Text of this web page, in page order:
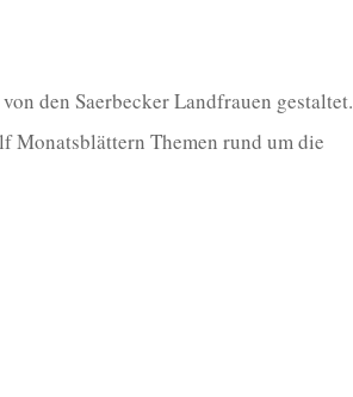
den Saerbecker Landfrauen gestaltet.
Monatsblättern Themen rund um die